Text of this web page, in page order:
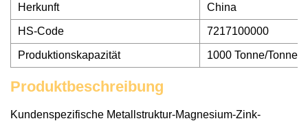
Herkunft China
HS-Code 7217100000
Produktionskapazität 1000 Tonne/Tonnen
Produktbeschreibung
Kundenspezifische Metallstruktur-Magnesium-Zink-